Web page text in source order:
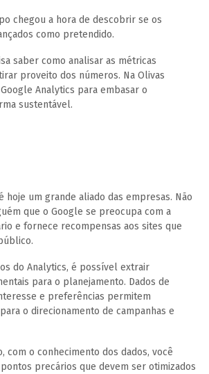
chegou a hora de descobrir se os
como pretendido.
saber como analisar as métricas
proveito dos números. Na Olivas
Analytics para embasar o
sustentável.
hoje um grande aliado das empresas. Não
que o Google se preocupa com a
e fornece recompensas aos sites que
do Analytics, é possível extrair
para o planejamento. Dados de
e preferências permitem
o direcionamento de campanhas e
com o conhecimento dos dados, você
precários que devem ser otimizados